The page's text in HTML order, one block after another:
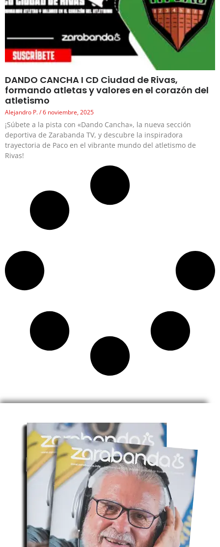
DANDO CANCHA I CD Ciudad de Rivas,
formando atletas y valores en el corazón del
atletismo
Alejandro P. 6 noviembre, 2025
¡Súbete a la pista con «Dando Cancha», la nueva sección
deportiva de Zarabanda TV, y descubre la inspiradora
trayectoria de Paco en el vibrante mundo del atletismo de
Rivas!